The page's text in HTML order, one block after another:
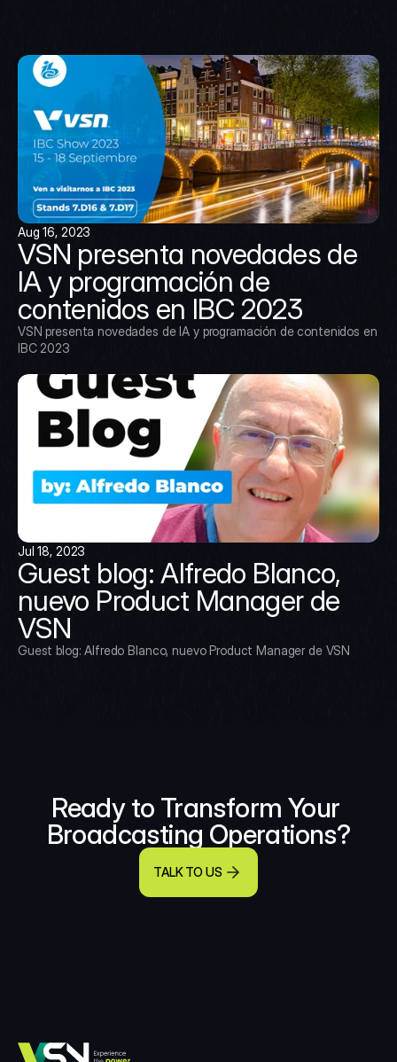
Aug 16, 2023
VSN presenta novedades de
IA y programación de
contenidos en IBC 2023
VSN presenta novedades de IA y programación de contenidos en
IBC 2023
Jul 18, 2023
Guest blog: Alfredo Blanco,
nuevo Product Manager de
VSN
Guest blog: Alfredo Blanco, nuevo Product Manager de VSN
Ready to Transform Your
Broadcasting Operations?
TALK TO US